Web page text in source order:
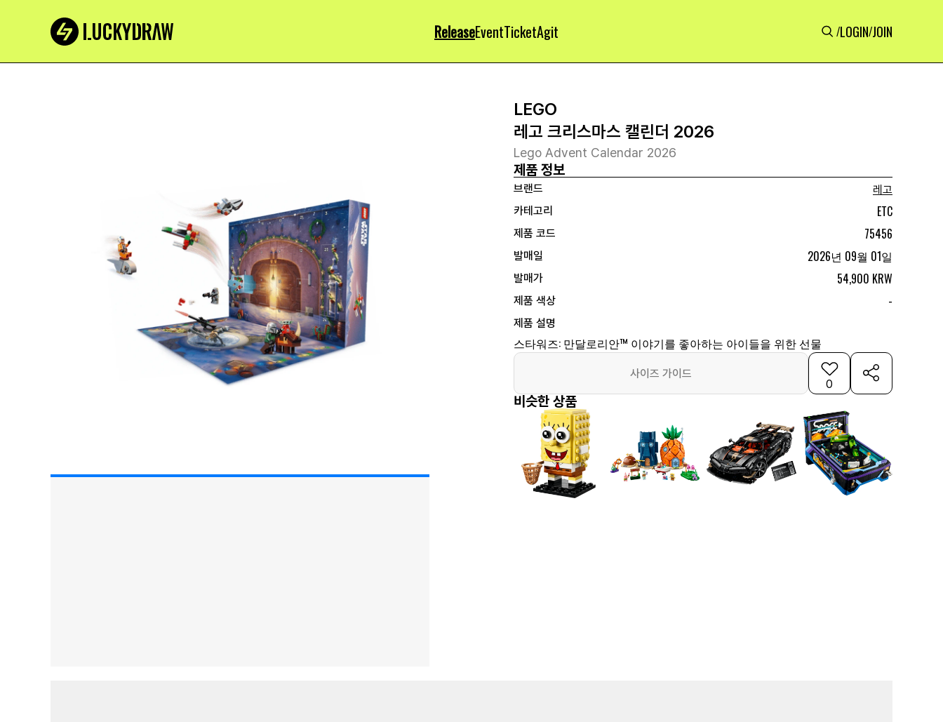
ReleaseEventTicketAgit /LOGIN/JOIN
LEGO
레고 크리스마스 캘린더 2026
Lego Advent Calendar 2026
제품 정보
브랜드
레고
카테고리
ETC
제품 코드 75456
발매일 2026년 09월 01일
발매가 54,900 KRW
제품 색상 -
제품 설명
스타워즈: 만달로리안™ 이야기를 좋아하는 아이들을 위한 선물
사이즈 가이드
0
비슷한 상품